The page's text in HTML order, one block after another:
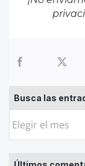
Busca las
Busca
entradas